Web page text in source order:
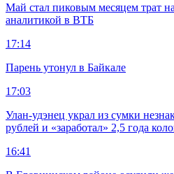
Май стал пиковым месяцем трат
аналитикой в ВТБ
17:14
Парень утонул в Байкале
17:03
Улан-удэнец украл из сумки
рублей и «заработал» 2,5 года
16:41